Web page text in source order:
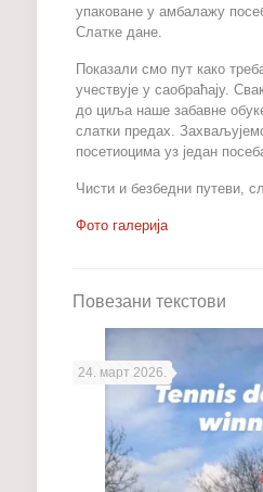
упаковане у амбалажу
Слатке дане.
Показали смо пут како
учествује у саобраћају.
до циља наше забавне
слатки предах.
посетиоцима уз један
Чисти и безбедни путеви,
Фото галерија
Повезани текстови
24. март 2026.